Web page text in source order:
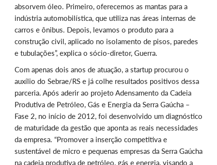
absorvem óleo. Primeiro, oferecemos as mantas para a
indústria automobilística, que utiliza nas áreas internas de
carros e ônibus. Depois, levamos o produto para a
construção civil, aplicado no isolamento de pisos, paredes
e tubulações”, explica o sócio-diretor, Guerra.
Com apenas dois anos de atuação, a startup procurou o
auxílio do Sebrae/RS e já colhe resultados positivos dessa
parceria. Após aderir ao projeto Adensamento da Cadeia
Produtiva de Petróleo, Gás e Energia da Serra Gaúcha –
Fase 2, no início de 2012, foi desenvolvido um diagnóstico
de maturidade da gestão que aponta as reais necessidades
da empresa. “Promover a inserção competitiva e
sustentável de micro e pequenas empresas da Serra Gaúcha
na cadeia produtiva de petróleo, gás e energia, visando a